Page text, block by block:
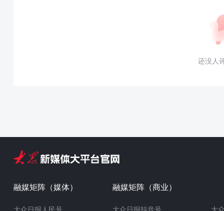
还没人
融媒矩阵（媒体）
大众日报人民号
融媒矩阵（商业）
大众日报抖音号 大